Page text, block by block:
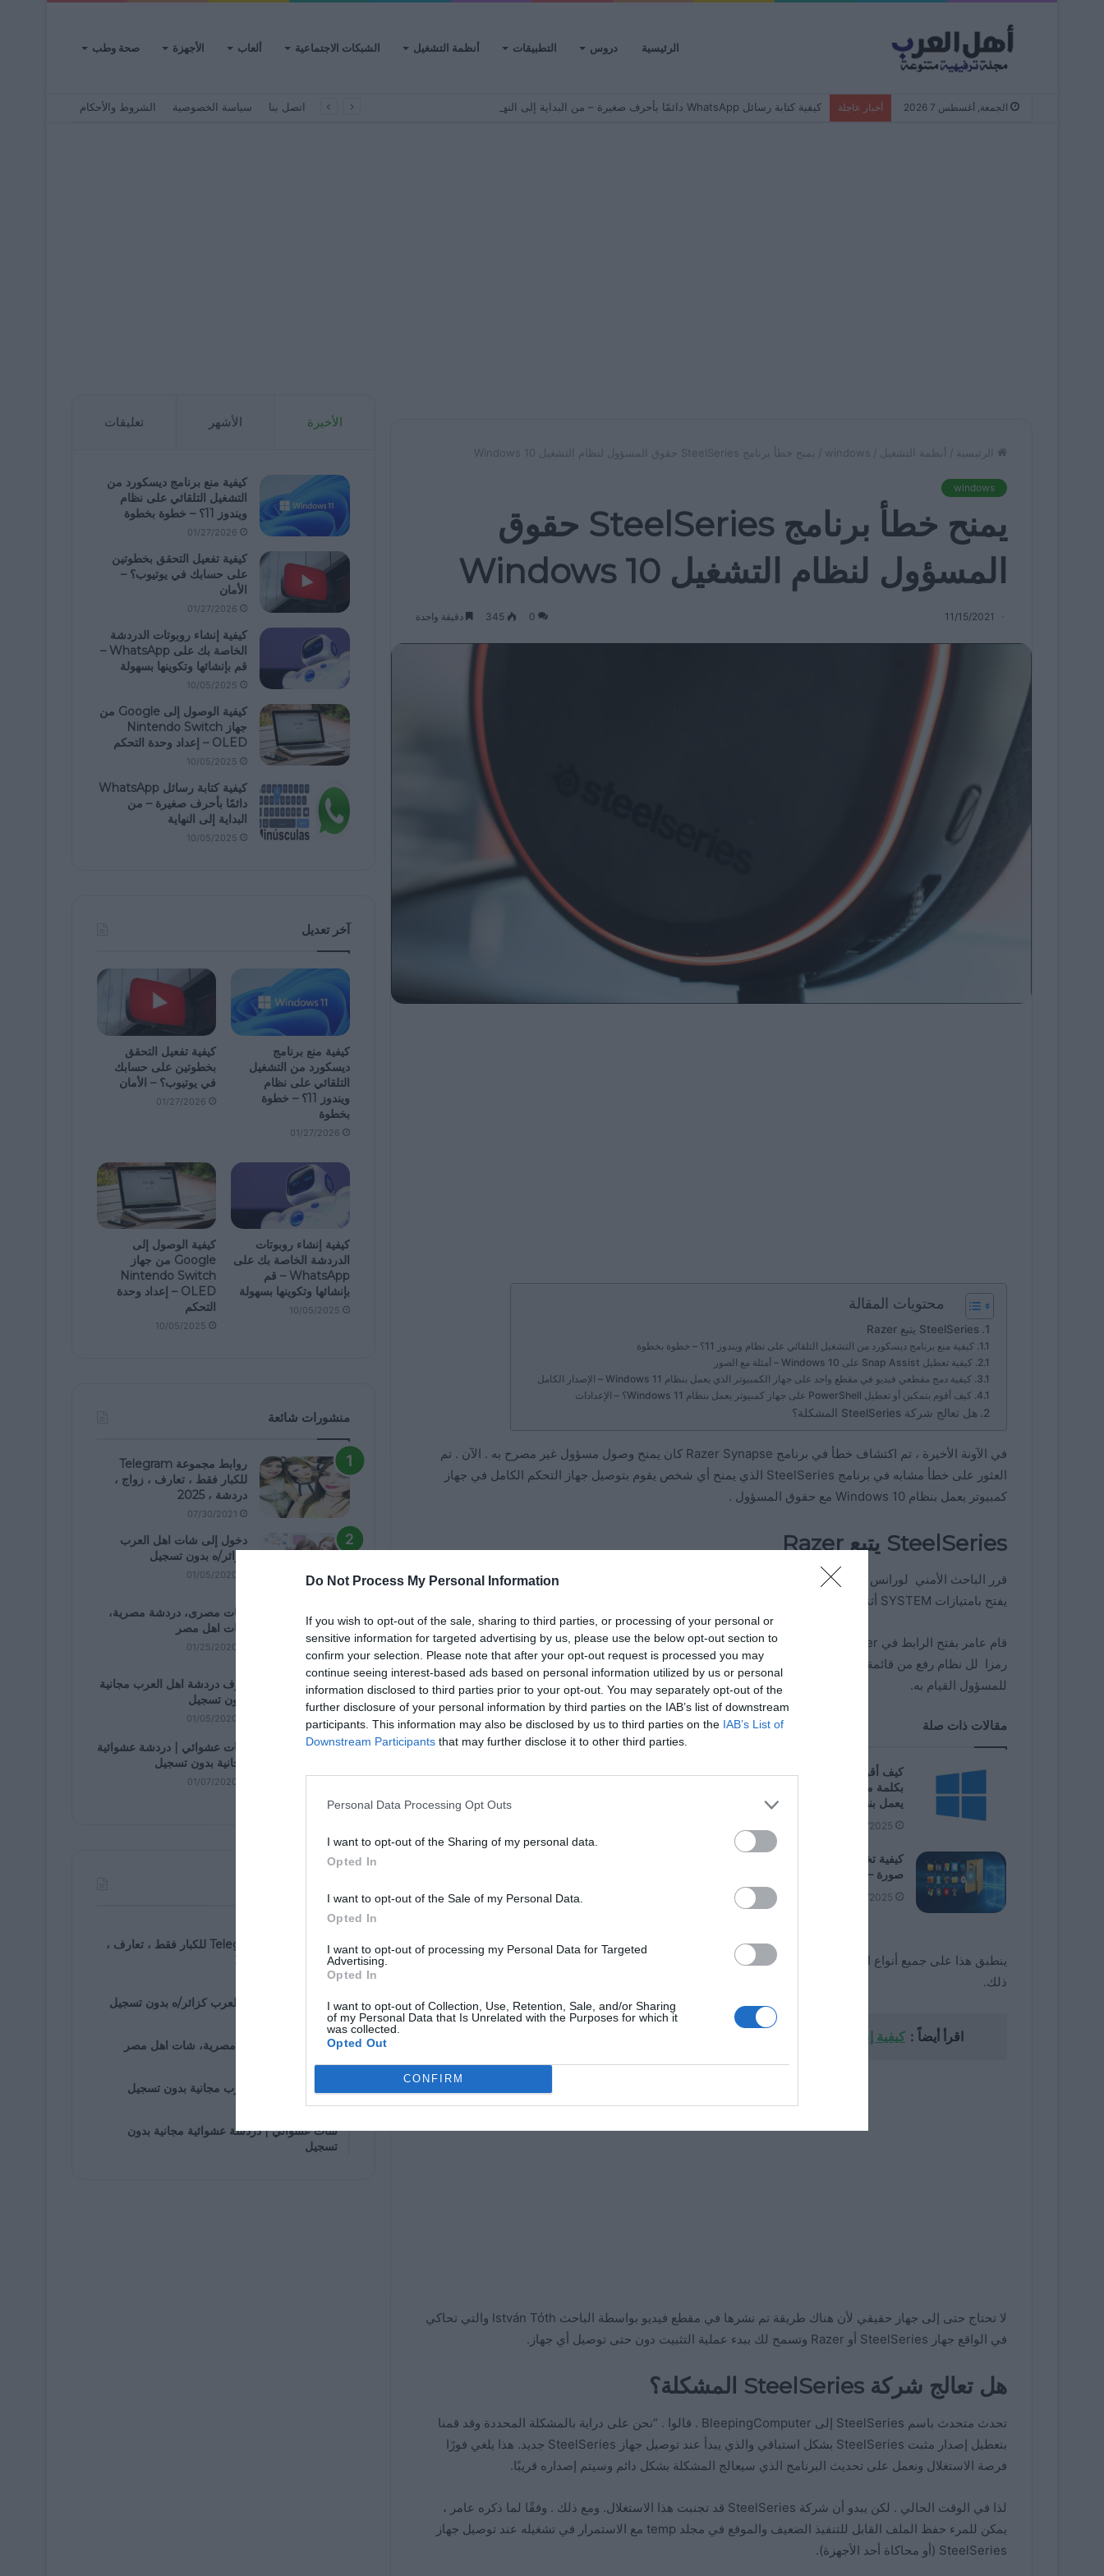
Do Not Process My Personal Information
If you wish to opt-out of the sale, sharing to third parties, or processing of your personal or
sensitive information for targeted advertising by us, please use the below opt-out section to
confirm your selection. Please note that after your opt-out request is processed you may
continue seeing interest-based ads based on personal information utilized by us or personal
information disclosed to third parties prior to your opt-out. You may separately opt-out of the
further disclosure of your personal information by third parties on the IAB’s list of downstream
participants. This information may also be disclosed by us to third parties on the IAB’s List of
Downstream Participants that may further disclose it to other third parties.
Personal Data Processing Opt Outs
I want to opt-out of the Sharing of my personal data.
Opted In
I want to opt-out of the Sale of my Personal Data.
Opted In
I want to opt-out of processing my Personal Data for Targeted
Advertising.
Opted In
I want to opt-out of Collection, Use, Retention, Sale, and/or Sharing
of my Personal Data that Is Unrelated with the Purposes for which it
was collected.
Opted Out
CONFIRM
الرئيسية دروس التطبيقات أنظمة التشغيل الشبكات الاجتماعية ألعاب الأجهزة صحة وطب
الجمعة, أغسطس 7 2026 أخبار عاجلة كيفية كتابة رسائل WhatsApp دائمًا بأحرف صغيرة – من البداية إلى النهاية اتصل بنا سياسة الخصوصية الشروط والأحكام
الرئيسية / أنظمة التشغيل /
windows
/ يمنح خطأ برنامج SteelSeries حقوق المسؤول لنظام التشغيل Windows 10
windows
يمنح خطأ برنامج SteelSeries حقوق
المسؤول لنظام التشغيل Windows 10
11/15/2021
0
345 دقيقة واحدة
محتويات المقالة
SteelSeries يتبع Razer
كيفية منع برنامج ديسكورد من التشغيل التلقائي على نظام ويندوز 11؟ – خطوة بخطوة
كيفية تعطيل Snap Assist على Windows 10 – أمثلة مع الصور
كيفية دمج مقطعي فيديو في مقطع واحد على جهاز الكمبيوتر الذي يعمل بنظام Windows 11 – الإصدار الكامل
كيف أقوم بتمكين أو تعطيل PowerShell على جهاز كمبيوتر يعمل بنظام Windows 11؟ – الإعدادات
هل تعالج شركة SteelSeries المشكلة؟
في الآونة الأخيرة ، تم اكتشاف خطأ في برنامج Razer Synapse كان يمنح وصول مسؤول غير مصرح به . الآن . تم
العثور على خطأ مشابه في برنامج SteelSeries الذي يمنح أي شخص يقوم بتوصيل جهاز التحكم الكامل في جهاز
كمبيوتر يعمل بنظام Windows 10 مع حقوق المسؤول .
SteelSeries يتبع Razer
قرر الباحث الأمني لورانس عامر التحقيق بعد ظهور ثغرة Razer. اكتشفوا أن هناك رابطًا على شاشة اتفاقية الترخيص
يفتح بامتيازات SYSTEM أثناء عملية إعداد الجهاز. مما يمنح الوصول الكامل إلى جهاز Windows 10 كمسؤول.
قام عامر بفتح الرابط في Internet Explorer . لكن مرة واحدة هناك، فإنه كان بسيطة مثل توفير صفحة ويب وبدء
رمزا لل نظام رفع من قائمة السياق. من هناك. يمكنك التنقل في جهاز الكمبيوتر المرتفع والقيام بكل ما يمكن
للمسؤول القيام به.
مقالات ذات صلة
كيف أقوم بحماية ملفات Zip أو RaR
بكلمة مرور عند استخدام جهاز كمبيوتر
يعمل بنظام Windows 11؟
09/06/2025
كيفية فتح عارض الصور على جهاز
كيفية تخصيص أيقونات المجلد وإضافة
صورة – Windows 11
08/02/2025
05/23/2025
ينطبق هذا على جميع أنواع الأجهزة الطرفية لـ SteelSeries مثل الماوس ولوحات المفاتيح وسماعات الرأس وما إلى
ذلك.
اقرأ أيضاً : كيفية إصلاح الخطأ 0x80070057 عند الترقية إلى Windows 10 Anniversary؟
لا تحتاج حتى إلى جهاز حقيقي لأن هناك طريقة تم نشرها في مقطع فيديو بواسطة الباحث István Tóth والتي تحاكي
في الواقع جهاز SteelSeries أو Razer وتسمح لك ببدء عملية التثبيت دون حتى توصيل أي جهاز.
هل تعالج شركة SteelSeries المشكلة؟
تحدث متحدث باسم SteelSeries إلى BleepingComputer . قالوا . “نحن على دراية بالمشكلة المحددة وقد قمنا
بتعطيل إصدار مثبت SteelSeries بشكل استباقي والذي يبدأ عند توصيل جهاز SteelSeries جديد. هذا يلغي فورًا
فرصة الاستغلال ونعمل على تحديث البرنامج الذي سيعالج المشكلة بشكل دائم وسيتم إصداره قريبًا.
لذا في الوقت الحالي . لكن يبدو أن شركة SteelSeries قد تجنبت هذا الاستغلال. ومع ذلك . وفقًا لما ذكره عامر ،
يمكن للمرء حفظ الملف القابل للتنفيذ الضعيف والموقع في مجلد temp مع الاستمرار في تشغيله عند توصيل جهاز
SteelSeries (أو محاكاة أحد الأجهزة).
الأخيرة الأشهر تعليقات
كيفية منع برنامج ديسكورد من
التشغيل التلقائي على نظام
ويندوز 11؟ – خطوة بخطوة
01/27/2026
كيفية تفعيل التحقق بخطوتين
على حسابك في يوتيوب؟ –
الأمان
01/27/2026
كيفية إنشاء روبوتات الدردشة
الخاصة بك على WhatsApp –
قم بإنشائها وتكوينها بسهولة
10/05/2025
كيفية الوصول إلى Google من
جهاز Nintendo Switch
OLED – إعداد وحدة التحكم
10/05/2025
كيفية كتابة رسائل WhatsApp
دائمًا بأحرف صغيرة – من
البداية إلى النهاية
10/05/2025
آخر تعديل
كيفية منع برنامج
ديسكورد من التشغيل
التلقائي على نظام
ويندوز 11؟ – خطوة
بخطوة
01/27/2026
كيفية تفعيل التحقق
بخطوتين على حسابك
في يوتيوب؟ – الأمان
01/27/2026
كيفية إنشاء روبوتات
الدردشة الخاصة بك على
WhatsApp – قم
بإنشائها وتكوينها بسهولة
10/05/2025
كيفية الوصول إلى
Google من جهاز
Nintendo Switch
OLED – إعداد وحدة
التحكم
10/05/2025
منشورات شائعة
روابط مجموعة Telegram
للكبار فقط ، تعارف ، زواج ،
دردشة ، 2025
07/30/2021
دخول إلى شات اهل العرب
كزائر/ه بدون تسجيل
01/05/2020
شات مصرى، دردشة مصرية،
شات اهل مصر
01/25/2020
غرف دردشة اهل العرب مجانية
بدون تسجيل
01/05/2020
شات عشوائي | دردشة عشوائية
مجانية بدون تسجيل
01/07/2020
07/30/2021
روابط مجموعة Telegram للكبار فقط ، تعارف ،
زواج ، دردشة ، 2025
دخول إلى شات اهل العرب كزائر/ه بدون تسجيل
01/25/2020
شات مصرى، دردشة مصرية، شات اهل مصر
غرف دردشة اهل العرب مجانية بدون تسجيل
شات عشوائي | دردشة عشوائية مجانية بدون
تسجيل